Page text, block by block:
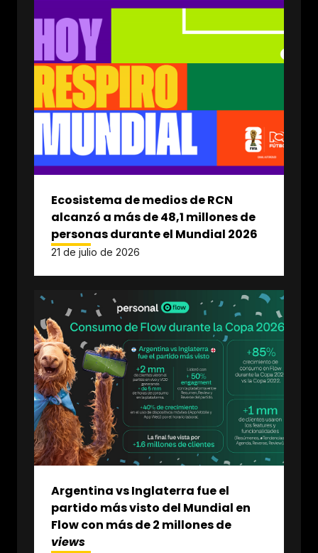
Ecosistema de medios de RCN
alcanzó a más de 48,1 millones de
personas durante el Mundial 2026
21 de julio de 2026
Argentina vs Inglaterra fue el
partido más visto del Mundial en
Flow con más de 2 millones de
views